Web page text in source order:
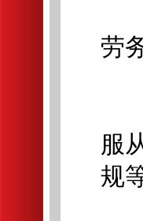
(
劳
(
服
规